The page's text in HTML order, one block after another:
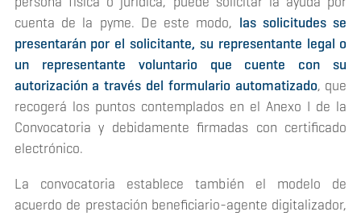
cuenta de la pyme. De este modo, las solicitudes se
presentarán por el solicitante, su representante legal o
un representante voluntario que cuente con su
autorización a través del formulario automatizado, que
recogerá los puntos contemplados en el Anexo I de la
Convocatoria y debidamente firmadas con certificado
electrónico.
La convocatoria establece también el modelo de
acuerdo de prestación beneficiario-agente digitalizador,